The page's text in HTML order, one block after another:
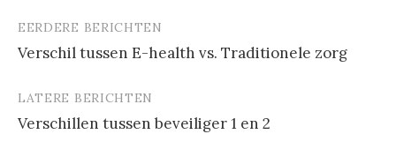
Berichtnavigatie
EERDERE BERICHTEN
Verschil tussen E-health vs. Traditionele zorg
LATERE BERICHTEN
Verschillen tussen beveiliger 1 en 2